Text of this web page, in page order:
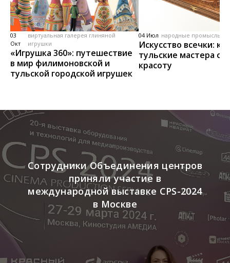
03
Окт
виртуальная галерея глиняной
игрушки
«Игрушка 360»: путешествие
в мир филимоновской и
тульской городской игрушек
04 Июл народные промыслы,
Искусство всечки: как
тульские мастера
красоту
Сотрудники Объединения центров
приняли участие в
международной выставке CPS-2024
в Москве